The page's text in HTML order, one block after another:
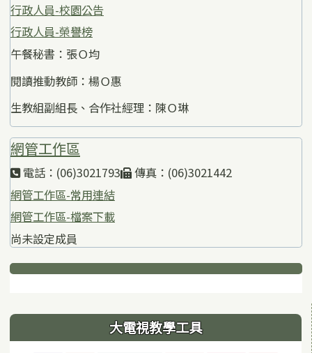
行政人員-校園公告
行政人員-榮譽榜
午餐秘書：張Ｏ均
閱讀推動教師：楊Ｏ惠
生教組副組長、合作社經理：陳Ｏ琳
網管工作區
電話：(06)3021793
傳真：(06)3021442
網管工作區-常用連結
網管工作區-檔案下載
尚未設定成員
下中區域內容
左邊區域內容 大電視教學工具